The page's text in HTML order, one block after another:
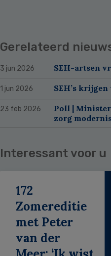
Gerelateerd
3 jun 2026 SEH-artsen
1 jun 2026 SEH’s
23 feb 2026
Poll |
zorg
Interessant voor u
172
Zomereditie
met Peter
van der